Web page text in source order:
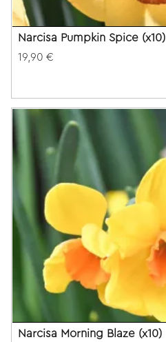
Narcisa Pumpkin Spice (x10)
19,90 €
Narcisa Morning Blaze (x10)